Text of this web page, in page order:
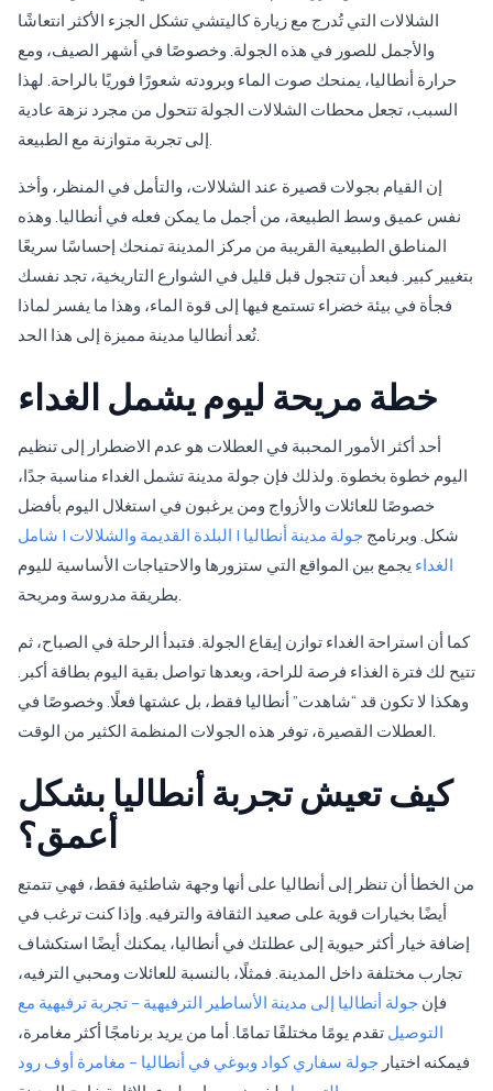
الشلالات التي تُدرج مع زيارة كاليتشي تشكل الجزء الأكثر انتعاشًا
والأجمل للصور في هذه الجولة. وخصوصًا في أشهر الصيف، ومع
حرارة أنطاليا، يمنحك صوت الماء وبرودته شعورًا فوريًا بالراحة. لهذا
السبب، تجعل محطات الشلالات الجولة تتحول من مجرد نزهة عادية
إلى تجربة متوازنة مع الطبيعة.
إن القيام بجولات قصيرة عند الشلالات، والتأمل في المنظر، وأخذ
نفس عميق وسط الطبيعة، من أجمل ما يمكن فعله في أنطاليا. وهذه
المناطق الطبيعية القريبة من مركز المدينة تمنحك إحساسًا سريعًا
بتغيير كبير. فبعد أن تتجول قبل قليل في الشوارع التاريخية، تجد نفسك
فجأة في بيئة خضراء تستمع فيها إلى قوة الماء، وهذا ما يفسر لماذا
تُعد أنطاليا مدينة مميزة إلى هذا الحد.
خطة مريحة ليوم يشمل الغداء
أحد أكثر الأمور المحببة في العطلات هو عدم الاضطرار إلى تنظيم
اليوم خطوة بخطوة. ولذلك فإن جولة مدينة تشمل الغداء مناسبة جدًا،
خصوصًا للعائلات والأزواج ومن يرغبون في استغلال اليوم بأفضل
شكل. وبرنامج جولة مدينة أنطاليا | البلدة القديمة والشلالات | شامل
الغداء يجمع بين المواقع التي ستزورها والاحتياجات الأساسية لليوم
بطريقة مدروسة ومريحة.
كما أن استراحة الغداء توازن إيقاع الجولة. فتبدأ الرحلة في الصباح، ثم
تتيح لك فترة الغذاء فرصة للراحة، وبعدها تواصل بقية اليوم بطاقة أكبر.
وهكذا لا تكون قد “شاهدت” أنطاليا فقط، بل عشتها فعلًا. وخصوصًا في
العطلات القصيرة، توفر هذه الجولات المنظمة الكثير من الوقت.
كيف تعيش تجربة أنطاليا بشكل
أعمق؟
من الخطأ أن تنظر إلى أنطاليا على أنها وجهة شاطئية فقط، فهي تتمتع
أيضًا بخيارات قوية على صعيد الثقافة والترفيه. وإذا كنت ترغب في
إضافة خيار أكثر حيوية إلى عطلتك في أنطاليا، يمكنك أيضًا استكشاف
تجارب مختلفة داخل المدينة. فمثلًا، بالنسبة للعائلات ومحبي الترفيه،
فإن جولة أنطاليا إلى مدينة الأساطير الترفيهية – تجربة ترفيهية مع
التوصيلتقدم يومًا مختلفًا تمامًا. أما من يريد برنامجًا أكثر مغامرة،
فيمكنه اختيار جولة سفاري كواد وبوغي في أنطاليا – مغامرة أوف رود